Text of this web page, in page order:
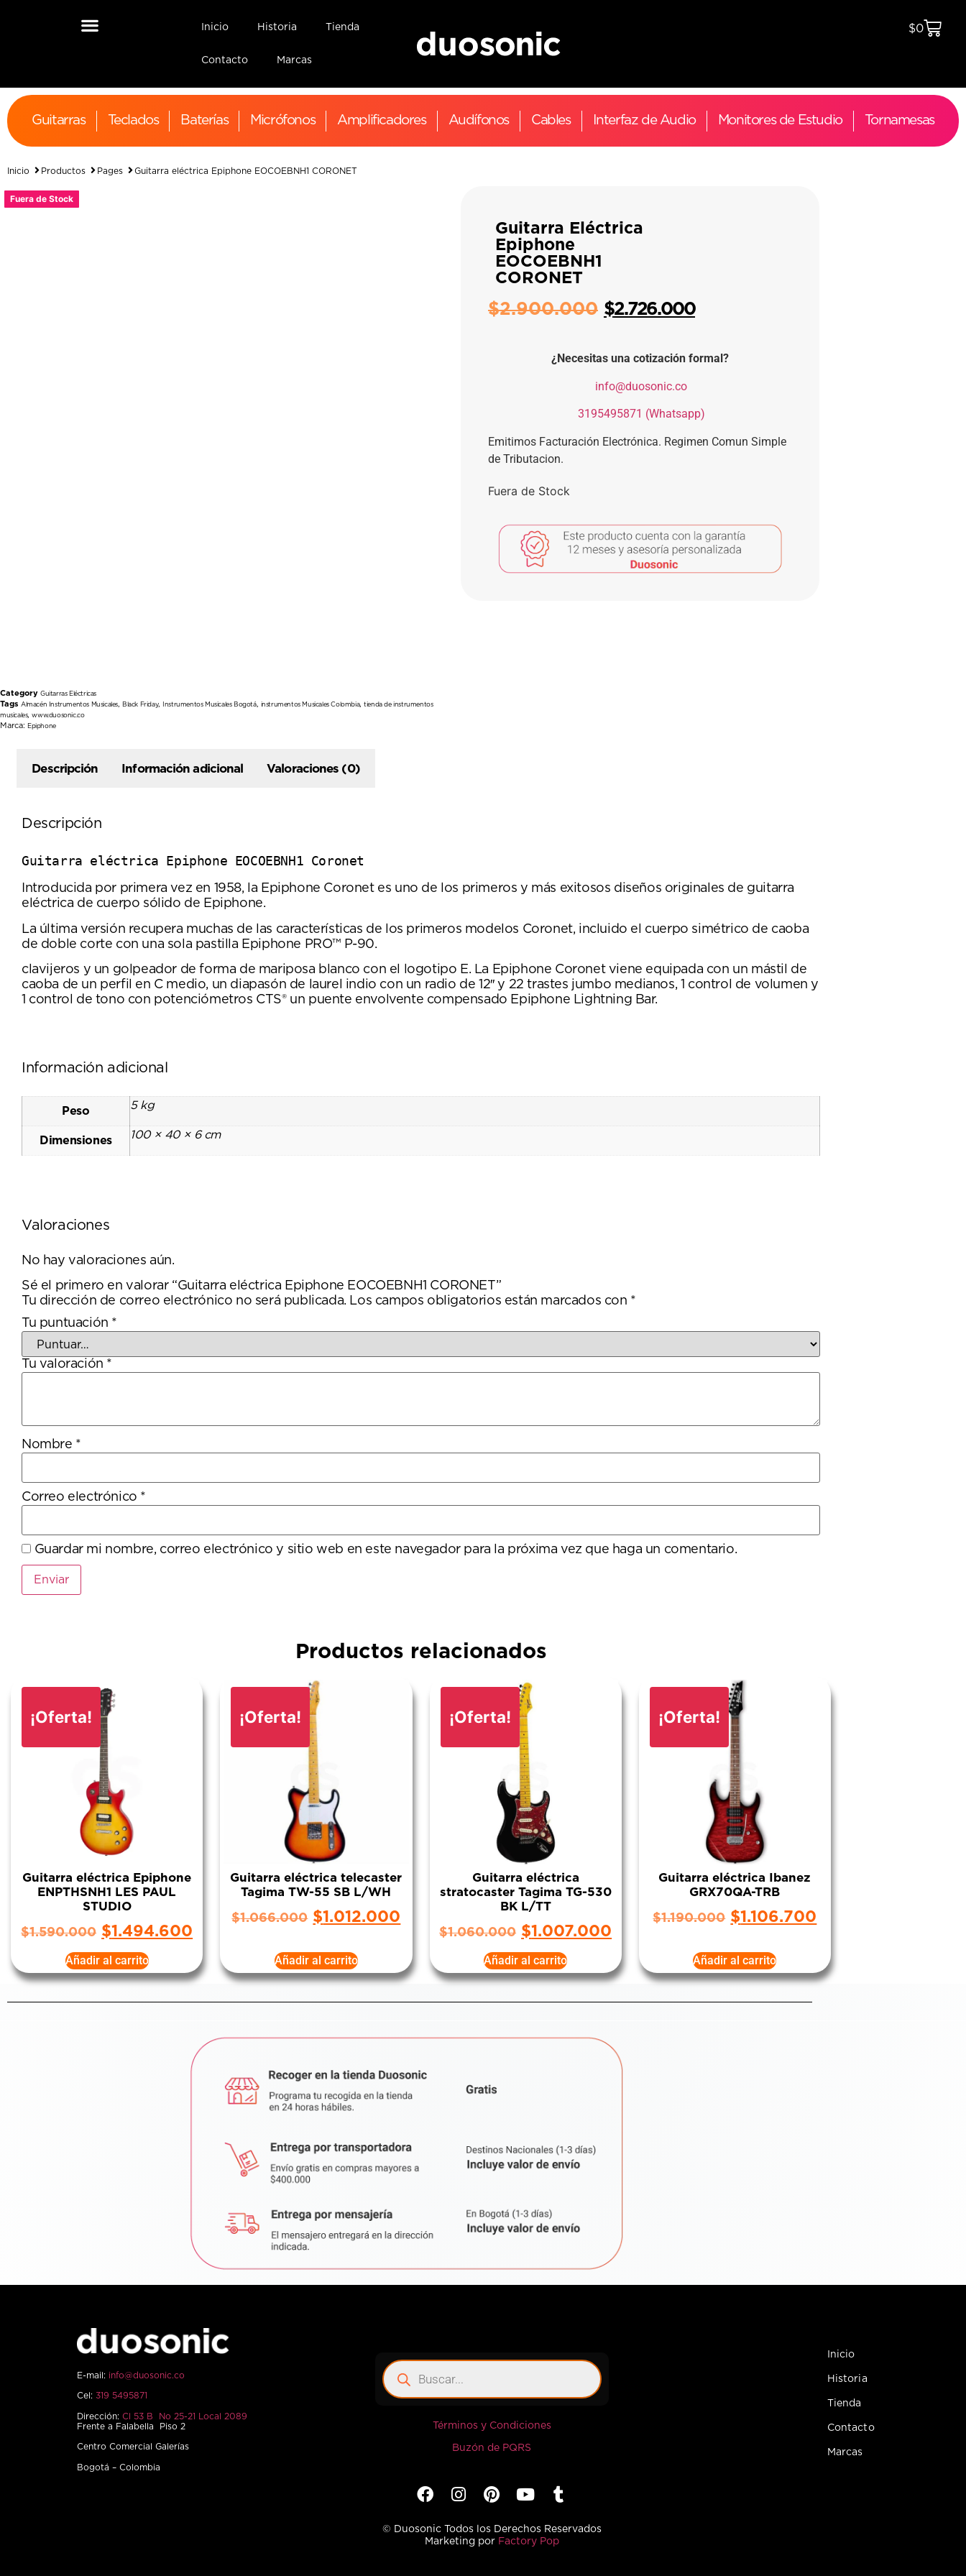
Inicio Historia Tienda
Contacto Marcas
$0
Guitarras Teclados Baterías Micrófonos Amplificadores Audífonos Cables Interfaz de Audio Monitores de Estudio Tornamesas
Inicio Productos Pages Guitarra eléctrica Epiphone EOCOEBNH1 CORONET
Fuera de Stock
Category Guitarras Eléctricas
Tags Almacén Instrumentos Musicales, Black Friday, Instrumentos Musicales Bogotá, instrumentos Musicales Colombia,tienda de instrumentos
musicales,www.duosonic.co
Marca: Epiphone
Guitarra Eléctrica
Epiphone
EOCOEBNH1
CORONET
$2.900.000 $2.726.000
¿Necesitas una cotización formal?
info@duosonic.co
3195495871 (Whatsapp)
Emitimos Facturación Electrónica. Regimen Comun Simple
de Tributacion.
Fuera de Stock
Descripción Información adicional Valoraciones (0)
Descripción
Guitarra eléctrica Epiphone EOCOEBNH1 Coronet
Introducida por primera vez en 1958, la Epiphone Coronet es uno de los primeros y más exitosos diseños originales de guitarra
eléctrica de cuerpo sólido de Epiphone.
La última versión recupera muchas de las características de los primeros modelos Coronet, incluido el cuerpo simétrico de caoba
de doble corte con una sola pastilla Epiphone PRO™ P-90.
clavijeros y un golpeador de forma de mariposa blanco con el logotipo E. La Epiphone Coronet viene equipada con un mástil de
caoba de un perfil en C medio, un diapasón de laurel indio con un radio de 12″ y 22 trastes jumbo medianos, 1 control de volumen y
1 control de tono con potenciómetros CTS® un puente envolvente compensado Epiphone Lightning Bar.
Información adicional
Peso 5 kg
Dimensiones 100 × 40 × 6 cm
Valoraciones
No hay valoraciones aún.
Sé el primero en valorar “Guitarra eléctrica Epiphone EOCOEBNH1 CORONET”
Tu dirección de correo electrónico no será publicada. Los campos obligatorios están marcados con *
Tu puntuación *
Tu valoración *
Nombre *
Correo electrónico *
Guardar mi nombre, correo electrónico y sitio web en este navegador para la próxima vez que haga un comentario.
Productos relacionados
¡Oferta!
Guitarra eléctrica Epiphone
ENPTHSNH1 LES PAUL
STUDIO
$1.590.000 $1.494.600
Añadir al carrito
¡Oferta!
Guitarra eléctrica telecaster
Tagima TW-55 SB L/WH
$1.066.000 $1.012.000
Añadir al carrito
¡Oferta!
Guitarra eléctrica
stratocaster Tagima TG-530
BK L/TT
$1.060.000 $1.007.000
Añadir al carrito
¡Oferta!
Guitarra eléctrica Ibanez
GRX70QA-TRB
$1.190.000 $1.106.700
Añadir al carrito
E-mail: info@duosonic.co
Cel: 319 5495871
Dirección: Cl 53 B No 25-21 Local 2089
Frente a Falabella Piso 2
Centro Comercial Galerías
Bogotá – Colombia
Términos y Condiciones
Buzón de PQRS
© Duosonic Todos los Derechos Reservados
Marketing por Factory Pop
Inicio
Historia
Tienda
Contacto
Marcas